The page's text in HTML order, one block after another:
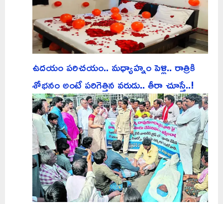
ఉదయం పరిచయం.. మధ్యాహ్నం పెళ్లి.. రాత్రికి
శోభనం అంటే పరిగెత్తిన వరుడు.. తీరా చూస్తే..!